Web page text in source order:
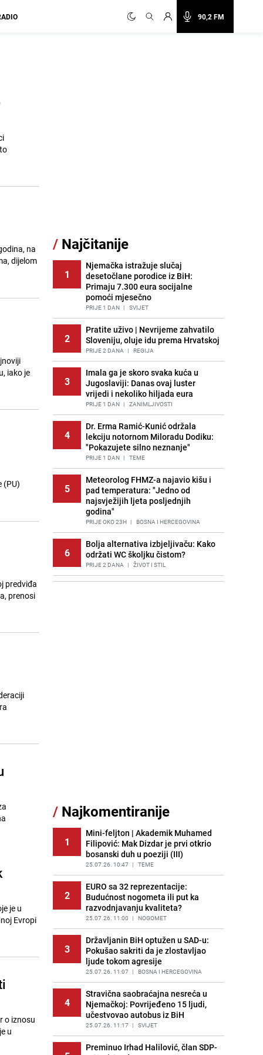
90,2 FM
na
dijelom
iako je
(PU)
predviđa
prenosi
je u
Evropi
o iznosu
u
/ Najčitanije
1
Njemačka istražuje slučaj
desetočlane porodice iz BiH:
Primaju 7.300 eura socijalne
pomoći mjesečno
PRIJE 1 DAN | SVIJET
2
Pratite uživo | Nevrijeme zahvatilo
Sloveniju, oluje idu prema Hrvatskoj
PRIJE 2 DANA | REGIJA
3
Imala ga je skoro svaka kuća u
Jugoslaviji: Danas ovaj luster
vrijedi i nekoliko hiljada eura
PRIJE 1 DAN | ZANIMLJIVOSTI
4
Dr. Erma Ramić-Kunić održala
lekciju notornom Miloradu Dodiku:
"Pokazujete silno neznanje"
PRIJE 1 DAN | TEME
5
Meteorolog FHMZ-a najavio kišu i
pad temperatura: "Jedno od
najsvježijih ljeta posljednjih
godina"
PRIJE OKO 23H | BOSNA I HERCEGOVINA
6
Bolja alternativa izbjeljivaču: Kako
održati WC školjku čistom?
PRIJE 2 DANA | ŽIVOT I STIL
11
oduzeo zastavu s ljiljanima i
sankcionisao vozača iz Bosanskog
Novog
PRIJE 2 DANA | BOSNA I HERCEGOVINA
12
Borba trajala satima: Pogledajte
'grdosiju' od skoro tri metra koju su
braća izvukla iz mora
PRIJE 2 DANA | SVIJET
13
Gosti iz Njemačke napravili požar u
apartmanu u Istri, vlasniku se
smijali i pokazivali srednji prst
PRIJE 1 DAN | REGIJA
14
Jedan od najvećih gradova nije na
listi: Ovo su lokacije prvih Lidl
prodavnica u BiH
PRIJE OKO 16H | BOSNA I HERCEGOVINA
15
Kako očistiti staklo od tuš-kabina:
Jednostavni savjeti za očuvanje
sjaja
/ Najkomentiranije
1
Mini-feljton | Akademik Muhamed
Filipović: Mak Dizdar je prvi otkrio
bosanski duh u poeziji (III)
25.07.26. 10:47 | TEME
2
EURO sa 32 reprezentacije:
Budućnost nogometa ili put ka
razvodnjavanju kvaliteta?
25.07.26. 11:00 | NOGOMET
3
Državljanin BiH optužen u SAD-u:
Pokušao sakriti da je zlostavljao
ljude tokom agresije
25.07.26. 11:07 | BOSNA I HERCEGOVINA
4
Stravična saobraćajna nesreća u
Njemačkoj: Povrijeđeno 15 ljudi,
učestvovao autobus iz BiH
25.07.26. 11:17 | SVIJET
Preminuo Irhad Halilović, član SDP-